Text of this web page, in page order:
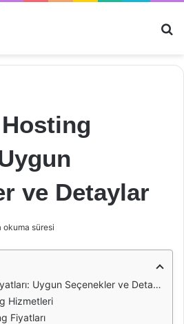
ve Detaylar
okuma süresi
Uygun Seçenekler ve Detaylar
Hizmetleri
Fiyatları